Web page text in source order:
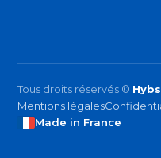
Tous droits réservés ©
Mentions légales
Made in France